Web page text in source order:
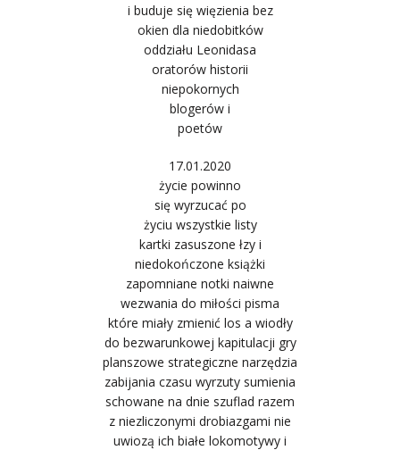
i buduje się więzienia bez
okien dla niedobitków
oddziału Leonidasa
oratorów historii
niepokornych
blogerów i
poetów
17.01.2020
życie powinno
się wyrzucać po
życiu wszystkie listy
kartki zasuszone łzy i
niedokończone książki
zapomniane notki naiwne
wezwania do miłości pisma
które miały zmienić los a wiodły
do bezwarunkowej kapitulacji gry
planszowe strategiczne narzędzia
zabijania czasu wyrzuty sumienia
schowane na dnie szuflad razem
z niezliczonymi drobiazgami nie
uwiozą ich białe lokomotywy i